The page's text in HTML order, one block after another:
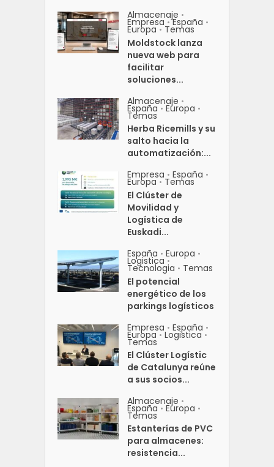
Almacenaje •
Empresa • España •
Europa • Temas
Moldstock lanza
nueva web para
facilitar
soluciones...
Almacenaje •
España • Europa •
Temas
Herba Ricemills y su
salto hacia la
automatización:...
Empresa • España •
Europa • Temas
El Clúster de
Movilidad y
Logística de
Euskadi...
España • Europa •
Logistica •
Tecnologia • Temas
El potencial
energético de los
parkings logísticos
Empresa • España •
Europa • Logistica •
Temas
El Clúster Logístic
de Catalunya reúne
a sus socios...
Almacenaje •
España • Europa •
Temas
Estanterías de PVC
para almacenes:
resistencia...